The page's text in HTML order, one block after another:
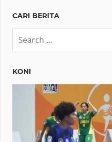
CARI BERITA
KONI